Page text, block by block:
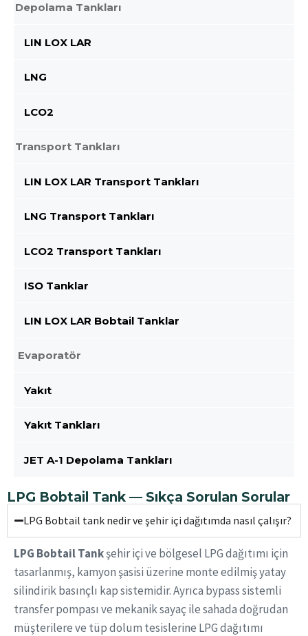
Depolama Tankları
LIN LOX LAR
LNG
LCO2
Transport Tankları
LIN LOX LAR Transport Tankları
LNG Transport Tankları
LCO2 Transport Tankları
ISO Tanklar
LIN LOX LAR Bobtail Tanklar
Evaporatör
Yakıt
Yakıt Tankları
JET A-1 Depolama Tankları
LPG Bobtail Tank — Sıkça Sorulan Sorular
LPG Bobtail tank nedir ve şehir içi dağıtımda nasıl çalışır?
LPG Bobtail Tankşehir içi ve bölgesel LPG dağıtımı için
tasarlanmış, kamyon şasisi üzerine monte edilmiş yatay
silindirik basınçlı kap sistemidir. Ayrıca bypass sistemli
transfer pompası ve mekanik sayaç ile sahada doğrudan
müşterilere ve tüp dolum tesislerine LPG dağıtımı